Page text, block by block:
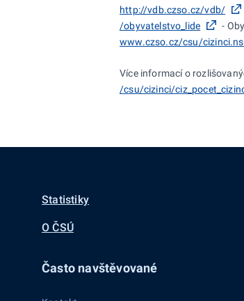
http://vdb.czso.cz/vdb/
/obyvatelstvo_lide
-
www.czso.cz/csu/
Více informací o
/csu/cizinci/
Statistiky
O ČSÚ
Často navštěvované